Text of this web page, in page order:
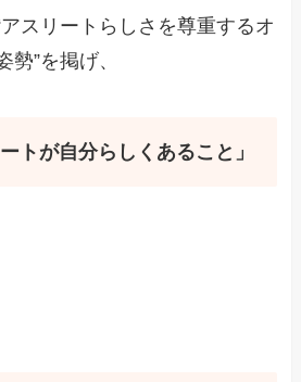
スリートらしさを尊重するオ
”を掲げ、
ートが自分らしくあること」